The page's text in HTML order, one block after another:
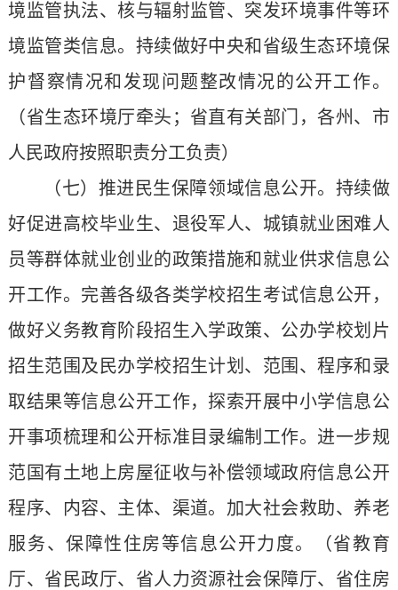
境监管执法、核与辐射监管、突发环境事件等环
境监管类信息。持续做好中央和省级生态环境保
护督察情况和发现问题整改情况的公开工作。
（省生态环境厅牵头；省直有关部门，各州、市
人民政府按照职责分工负责）
（七）推进民生保障领域信息公开。持续做
好促进高校毕业生、退役军人、城镇就业困难人
员等群体就业创业的政策措施和就业供求信息公
开工作。完善各级各类学校招生考试信息公开，
做好义务教育阶段招生入学政策、公办学校划片
招生范围及民办学校招生计划、范围、程序和录
取结果等信息公开工作，探索开展中小学信息公
开事项梳理和公开标准目录编制工作。进一步规
范国有土地上房屋征收与补偿领域政府信息公开
程序、内容、主体、渠道。加大社会救助、养老
服务、保障性住房等信息公开力度。（省教育
厅、省民政厅、省人力资源社会保障厅、省住房